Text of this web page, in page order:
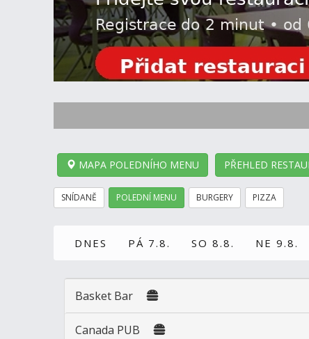
MAPA POLEDNÍHO MENU PŘEHLED
SNÍDANĚ POLEDNÍ MENU BURGERY PIZZA
DNES PÁ 7.8. SO 8.8. NE 9.8.
Basket Bar
Canada PUB